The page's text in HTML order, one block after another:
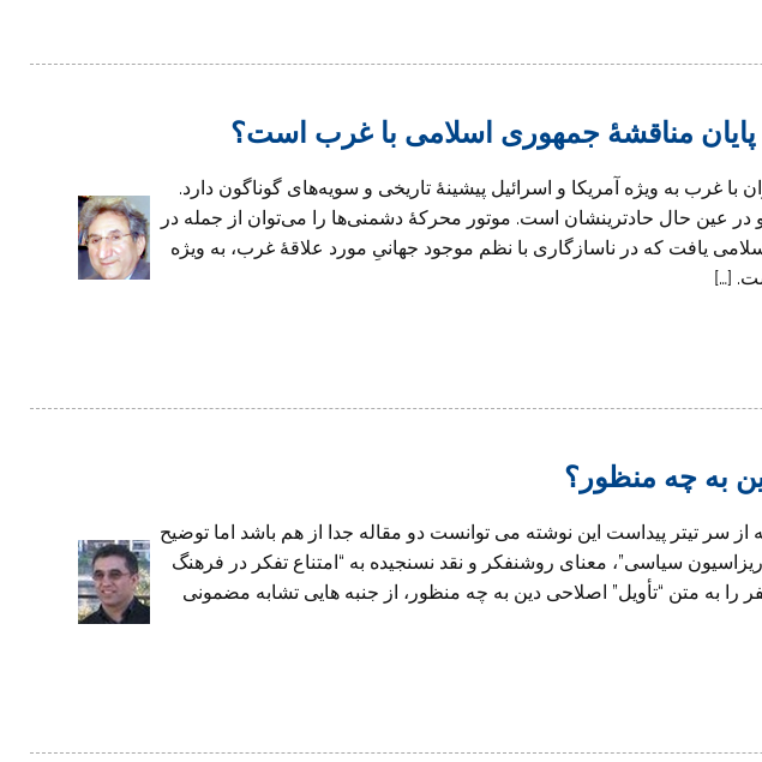
پایان مناقشۀ جمهوری اسلامی با غرب است؟
با غرب به ویژه آمریکا و اسرائیل پیشینۀ تاریخی و سویه‌های گوناگون دارد.
در عین حال حادترینشان است. موتور محرکۀ دشمنی‌ها را می‌توان از جمله در
یافت که در ناسازگاری با نظم موجود جهانیِ مورد علاقۀ غرب، به ویژه
[…]
به چه منظور؟
از سر تيتر پيداست اين نوشته مى توانست دو مقاله جدا از هم باشد اما توضيح
سياسى”، معناى روشنفكر و نقد نسنجيده به “امتناع تفكر در فرهنگ
را به متن “تأويل” اصلاحى دين به چه منظور، از جنبه هايى تشابه مضمونى